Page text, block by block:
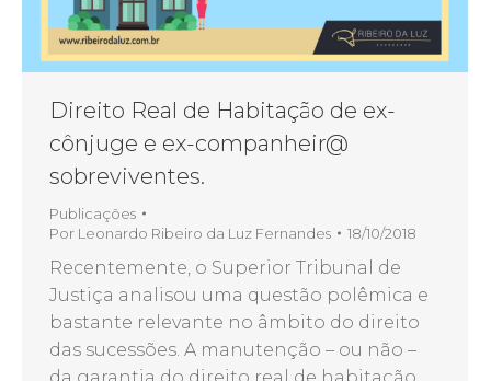
Direito Real de Habitação de ex-
cônjuge e ex-companheir@
sobreviventes.
Publicações
Por Leonardo Ribeiro da Luz Fernandes 18/10/2018
Recentemente, o Superior Tribunal de
Justiça analisou uma questão polêmica e
bastante relevante no âmbito do direito
das sucessões. A manutenção – ou não –
da garantia do direito real de habitação